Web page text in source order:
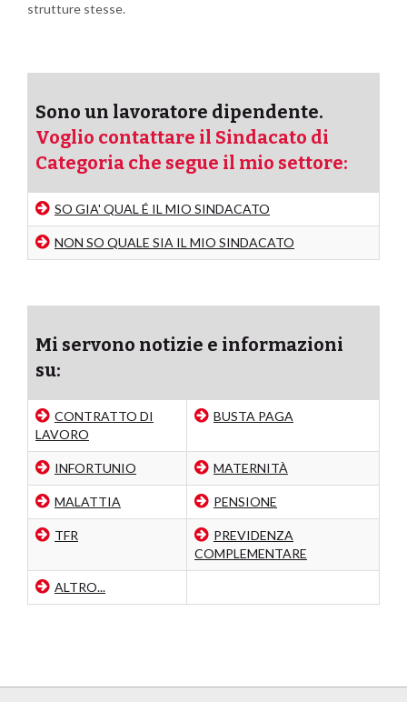
strutture stesse.
Sono un lavoratore dipendente.
Voglio contattare il Sindacato di
Categoria che segue il mio settore:
SO GIA' QUAL É IL MIO SINDACATO
NON SO QUALE SIA IL MIO SINDACATO
Mi servono notizie e informazioni
su:
CONTRATTO DI
LAVORO
BUSTA PAGA
INFORTUNIO MATERNITÀ
MALATTIA PENSIONE
TFR
PREVIDENZA
COMPLEMENTARE
ALTRO...